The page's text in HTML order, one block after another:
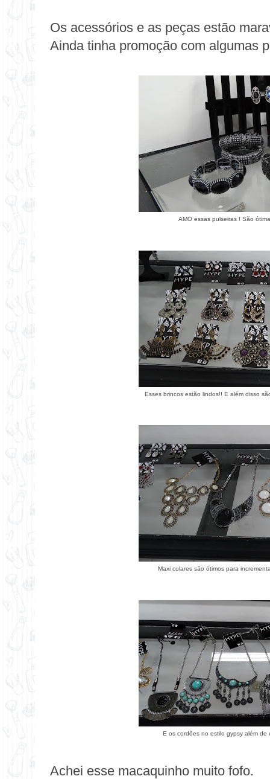
Os acessórios e as peças estão
Ainda tinha promoção com algumas
AMO essas pulseiras ! São
Esses brincos estão lindos!! E além disso
Maxi colares são ótimos para
E os cordões no estilo gypsy além de
Achei esse macaquinho muito fofo.